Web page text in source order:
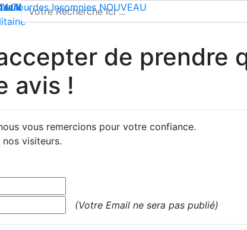
de cookies pour enregistrer votre panier
offerte dès 35€ en France métropolitaine
74 -contact@climsom.com
lourdes Insomnies NOUVEAU
de prendre
avis !
vous remercions pour votre confiance.
visiteurs.
(Votre Email ne sera pas publié)